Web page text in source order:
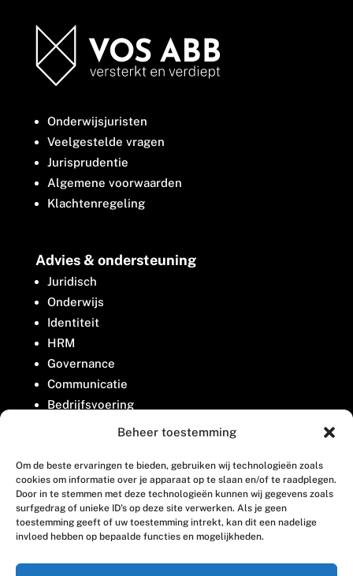
Beheer toestemming
Om de beste ervaringen te bieden, gebruiken wij technologieën zoals
cookies om informatie over je apparaat op te slaan en/of te raadplegen.
Door in te stemmen met deze technologieën kunnen wij gegevens zoals
surfgedrag of unieke ID's op deze site verwerken. Als je geen
toestemming geeft of uw toestemming intrekt, kan dit een nadelige
invloed hebben op bepaalde functies en mogelijkheden.
Onderwijsjuristen
Veelgestelde vragen
Jurisprudentie
Algemene voorwaarden
Klachtenregeling
Advies & ondersteuning
Juridisch
Onderwijs
Identiteit
HRM
Governance
Communicatie
Bedrijfsvoering
Belangenbehartiging
Contact
Houttuinlaan 8
3447 GM Woerden